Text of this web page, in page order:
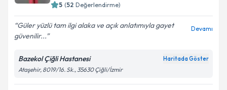
5 (52 Değerlendirme)
Güler yüzlü tam ilgi alaka ve açık anlatımıyla gayet
güvenilir...
Devamı
Bazekol Çiğli Hastanesi Haritada Göster
Ataşehir, 8019/16. Sk., 35630 Çiğli/İzmir